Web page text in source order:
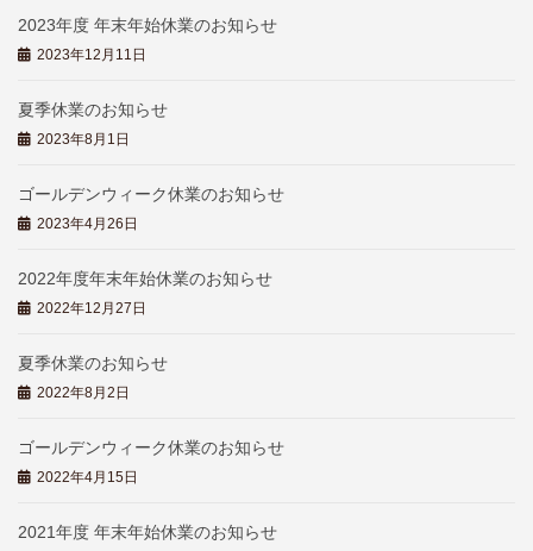
2023年度 年末年始休業のお知らせ
2023年12月11日
夏季休業のお知らせ
2023年8月1日
ゴールデンウィーク休業のお知らせ
2023年4月26日
2022年度年末年始休業のお知らせ
2022年12月27日
夏季休業のお知らせ
2022年8月2日
ゴールデンウィーク休業のお知らせ
2022年4月15日
2021年度 年末年始休業のお知らせ